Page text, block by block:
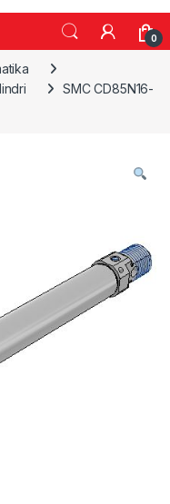
0
SMC CD85N16-